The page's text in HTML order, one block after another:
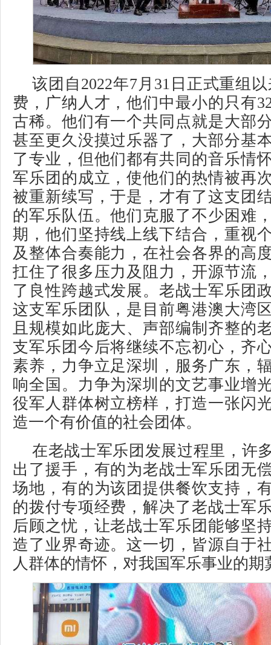
该团自2022年7月31日正式重组
费，广纳人才，他们中最小的只有
古稀。他们有一个共同点就是大部
甚至更久没摸过乐器了，大部分基
了专业，但他们都有共同的音乐情
军乐团的成立，使他们的热情被再
被重新续写，于是，才有了这支团
的军乐队伍。他们克服了不少困难
期，他们坚持线上线下结合，重视
及整体合奏能力，在社会各界的高
扛住了很多压力及阻力，开源节流
了良性跨越式发展。老战士军乐团
这支军乐团队，是目前粤港澳大湾
且规模如此庞大、声部编制齐整的
支军乐团今后将继续不忘初心，齐
素养，力争立足深圳，服务广东，
响全国。力争为深圳的文艺事业增
役军人群体树立榜样，打造一张闪
造一个有价值的社会团体。
在老战士军乐团发展过程里，许
出了援手，有的为老战士军乐团无
场地，有的为该团提供餐饮支持，
的拨付专项经费，解决了老战士军
后顾之忧，让老战士军乐团能够坚
造了业界奇迹。这一切，皆源自于
人群体的情怀，对我国军乐事业的期